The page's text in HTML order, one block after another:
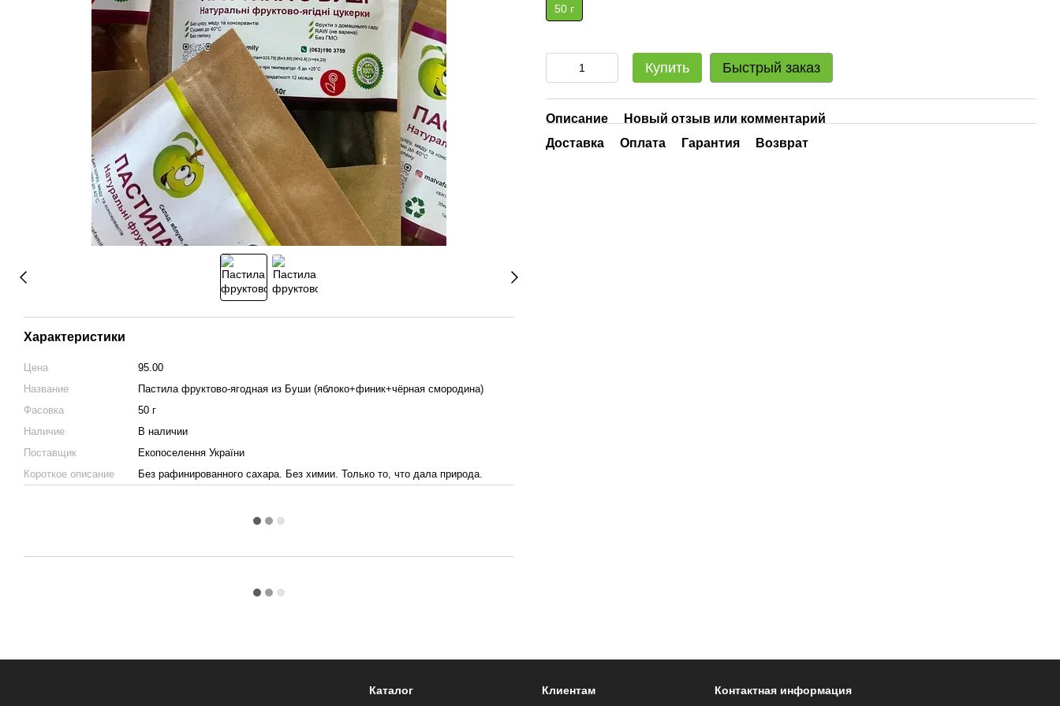
Характеристики
Цена
95.00
Название
Пастила фруктово-ягодная из Буши (яблоко+финик+чёрная смородина)
Фасовка
50 г
Наличие
В наличии
Поставщик
Екопоселення України
Короткое описание
Без рафинированного сахара. Без химии. Только то, что дала природа.
50 г
Купить Быстрый заказ
Описание
Новый отзыв или комментарий
Доставка
Оплата Гарантия Возврат
Каталог Клиентам Контактная информация